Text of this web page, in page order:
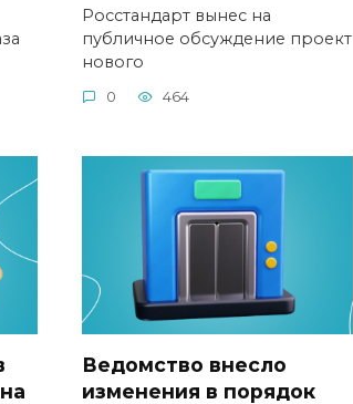
Росстандарт вынес на
публичное обсуждение проект
нового
0 464
Ведомство внесло
изменения в порядок